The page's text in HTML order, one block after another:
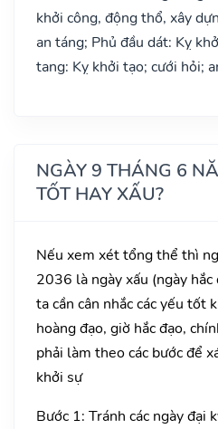
khởi công, động thổ, xây
an táng; Phủ đầu dát: Kỵ
tang: Kỵ khởi tạo; cưới hỏi;
NGÀY 9 THÁNG 6
TỐT HAY XẤU?
Nếu xem xét tổng thể thì
2036 là ngày xấu (ngày
ta cần cân nhắc các yếu tốt
hoàng đạo, giờ hắc đạo,
phải làm theo các bước để
khởi sự
Bước 1: Tránh các ngày đại